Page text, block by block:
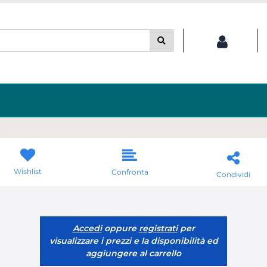
Wishlist Confronta Condividi
Accedioppure registratiper
visualizzare i prezzi e la disponibilità ed
aggiungere al carrello